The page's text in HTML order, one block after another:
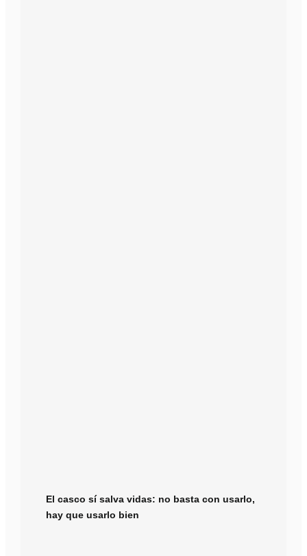
El casco sí salva vidas: no basta con usarlo,
hay que usarlo bien